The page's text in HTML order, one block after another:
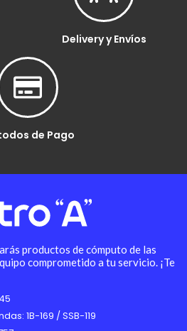
Delivery y Envíos
de Pago
productos de cómputo de las
comprometido a tu servicio. ¡Te
1B-169 / SSB-119